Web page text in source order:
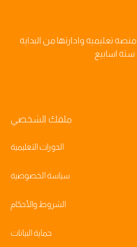
منصه تعليميه وادارتها من البدايه
سته اسابيع
ملفك الشخصي
الدورات التعليمية
سياسة الخصوصية
الشروط والأحكام
حماية البيانات